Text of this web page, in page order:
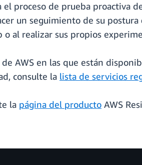
proceso de prueba proactiva
un seguimiento de su
al realizar sus propios
AWS en las que están
consulte la lista de servicios
la página del producto AWS